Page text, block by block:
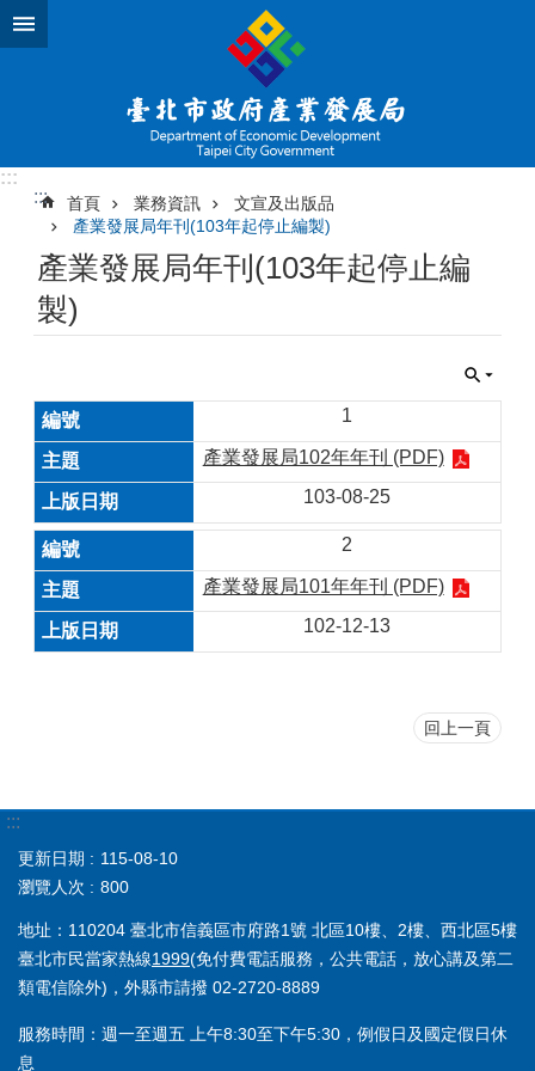
跳到主要內容區塊
:::
:::
首頁 業務資訊
文宣及出版品
產業發展局年刊(103年起停止編製)
產業發展局年刊(103年起停止編
製)
1
產業發展局102年年刊 (PDF)
103-08-25
2
產業發展局101年年刊 (PDF)
102-12-13
回上一頁
:::
更新日期
115-08-10
瀏覽人次
800
地址：110204 臺北市信義區市府路1號 北區10樓、2樓、西北區5樓
臺北市民當家熱線1999(免付費電話服務，公共電話，放心講及第二
類電信除外)，外縣市請撥 02-2720-8889
服務時間：週一至週五 上午8:30至下午5:30，例假日及國定假日休
息